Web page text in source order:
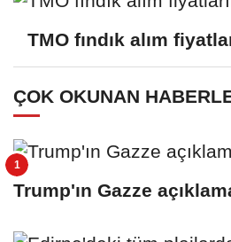
TMO fındık alım
ÇOK OKUNAN
Trump'ın Gazze